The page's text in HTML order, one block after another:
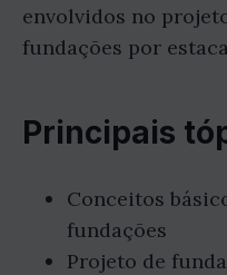
envolvidos no
fundações por
Principais
Conceitos
fundações
Projeto de